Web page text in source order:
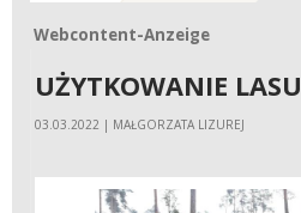
Webcontent-Anzeige
Webcontent-Anzeige
UŻYTKOWANIE LASU
03.03.2022 | MAŁGORZATA LIZUREJ